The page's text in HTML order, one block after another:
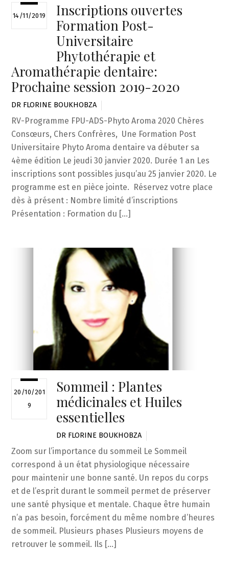
14/11/2019
Inscriptions ouvertes
Formation Post-
Universitaire
Phytothérapie et
Aromathérapie dentaire:
Prochaine session 2019-2020
DR FLORINE BOUKHOBZA
RV-Programme FPU-ADS-Phyto Aroma 2020 Chères
Consœurs, Chers Confrères, Une Formation Post
Universitaire Phyto Aroma dentaire va débuter sa
4ème édition Le jeudi 30 janvier 2020. Durée 1 an Les
inscriptions sont possibles jusqu’au 25 janvier 2020. Le
programme est en pièce jointe. Réservez votre place
dès à présent : Nombre limité d’inscriptions
Présentation : Formation du […]
20/10/201
9
Sommeil : Plantes
médicinales et Huiles
essentielles
DR FLORINE BOUKHOBZA
Zoom sur l’importance du sommeil Le Sommeil
correspond à un état physiologique nécessaire
pour maintenir une bonne santé. Un repos du corps
et de l’esprit durant le sommeil permet de préserver
une santé physique et mentale. Chaque être humain
n’a pas besoin, forcément du même nombre d’heures
de sommeil. Plusieurs phases Plusieurs moyens de
retrouver le sommeil. Ils […]